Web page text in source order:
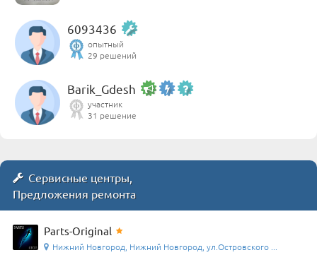
6093436
опытный
29 решений
Barik_Gdesh
участник
31 решение
Сервисные центры,
Предложения ремонта
Parts-Original
Нижний Новгород, Нижний Новгород, ул.Островского ...